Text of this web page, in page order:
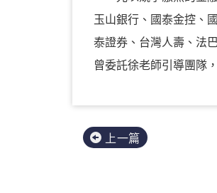
玉山銀行、國泰金控、
泰證券、台灣人壽、法
曾委託徐老師引導團隊
上一篇